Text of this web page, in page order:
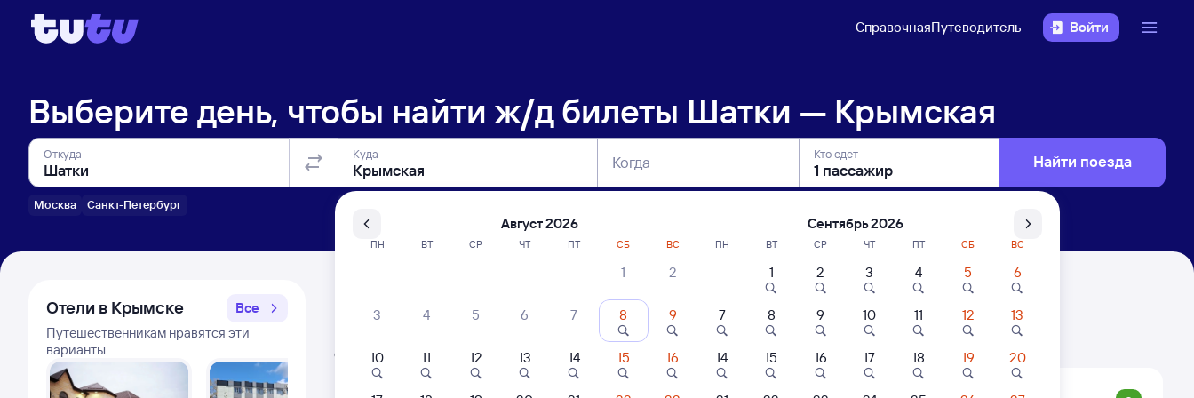
СправочнаяПутеводитель Войти
Выберите день, чтобы найти ж/д билеты Шатки — Крымская
Откуда
Москва Санкт-Петербург
Куда Когда Кто едет Найти поезда
Отели в Крымске
Все
Путешественникам нравятся эти
варианты
Расписание поездов Шатки — Крымская
Открыта продажа билетов на 5 ноября. Отправление и прибытие по местному времени. Цены за 1 пассажира
Самый быстрый
Август 2026
ПН ВТ СР ЧТ ПТ СБ ВС
1 2
3 4 5 6 7 8 9
10 11 12 13 14 15 16
Сентябрь 2026
ПН ВТ СР ЧТ ПТ СБ ВС
1 2 3 4 5 6
7 8 9 10 11 12 13
14 15 16 17 18 19 20